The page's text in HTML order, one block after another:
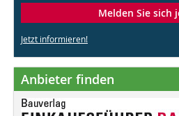
Melden Sie sich
Jetzt informieren!
Anbieter finden